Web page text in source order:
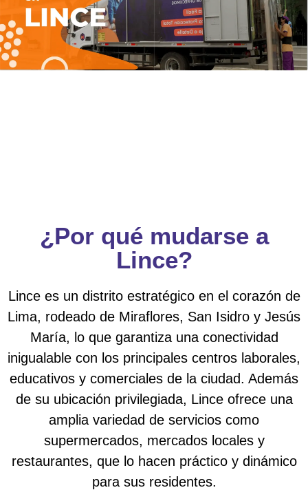
¿Por qué mudarse a
Lince?
Lince es un distrito estratégico en el corazón de
Lima, rodeado de Miraflores, San Isidro y Jesús
María, lo que garantiza una conectividad
inigualable con los principales centros laborales,
educativos y comerciales de la ciudad. Además
de su ubicación privilegiada, Lince ofrece una
amplia variedad de servicios como
supermercados, mercados locales y
restaurantes, que lo hacen práctico y dinámico
para sus residentes.